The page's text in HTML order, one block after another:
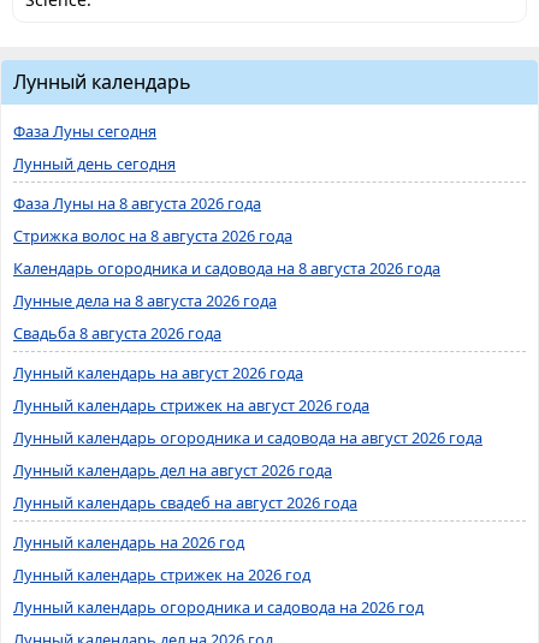
Лунный календарь
Фаза Луны сегодня
Лунный день сегодня
Фаза Луны на 8 августа 2026 года
Стрижка волос на 8 августа 2026 года
Календарь огородника и садовода на 8 августа 2026 года
Лунные дела на 8 августа 2026 года
Свадьба 8 августа 2026 года
Лунный календарь на август 2026 года
Лунный календарь стрижек на август 2026 года
Лунный календарь огородника и садовода на август 2026 года
Лунный календарь дел на август 2026 года
Лунный календарь свадеб на август 2026 года
Лунный календарь на 2026 год
Лунный календарь стрижек на 2026 год
Лунный календарь огородника и садовода на 2026 год